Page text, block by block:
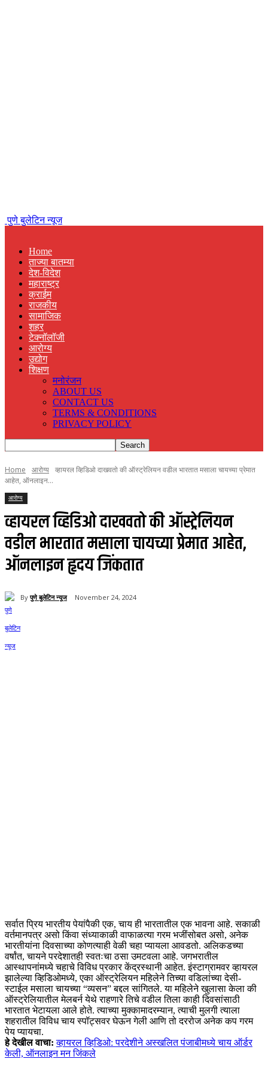
पुणे बुलेटिन न्यूज
Home
ताज्या बातम्या
देश-विदेश
महाराष्ट्र
क्राईम
राजकीय
सामाजिक
शहर
टेक्नॉलॉजी
आरोग्य
उद्योग
शिक्षण
मनोरंजन
ABOUT US
CONTACT US
TERMS & CONDITIONS
PRIVACY POLICY
Home आरोग्य व्हायरल व्हिडिओ दाखवतो की ऑस्ट्रेलियन वडील भारतात मसाला चायच्या प्रेमात
आहेत, ऑनलाइन...
आरोग्य
व्हायरल व्हिडिओ दाखवतो की ऑस्ट्रेलियन
वडील भारतात मसाला चायच्या प्रेमात आहेत,
ऑनलाइन हृदय जिंकतात
By पुणे बुलेटिन न्यूज November 24, 2024
सर्वात प्रिय भारतीय पेयांपैकी एक, चाय ही भारतातील एक भावना आहे. सकाळी
वर्तमानपत्र असो किंवा संध्याकाळी वाफाळत्या गरम भजींसोबत असो, अनेक
भारतीयांना दिवसाच्या कोणत्याही वेळी चहा प्यायला आवडतो. अलिकडच्या
वर्षांत, चायने परदेशातही स्वतःचा ठसा उमटवला आहे. जगभरातील
आस्थापनांमध्ये चहाचे विविध प्रकार केंद्रस्थानी आहेत. इंस्टाग्रामवर व्हायरल
झालेल्या व्हिडिओमध्ये, एका ऑस्ट्रेलियन महिलेने तिच्या वडिलांच्या देसी-
स्टाईल मसाला चायच्या “व्यसन” बद्दल सांगितले. या महिलेने खुलासा केला की
ऑस्ट्रेलियातील मेलबर्न येथे राहणारे तिचे वडील तिला काही दिवसांसाठी
भारतात भेटायला आले होते. त्याच्या मुक्कामादरम्यान, त्याची मुलगी त्याला
शहरातील विविध चाय स्पॉट्सवर घेऊन गेली आणि तो दररोज अनेक कप गरम
पेय प्यायचा.
हे देखील वाचा:व्हायरल व्हिडिओ: परदेशीने अस्खलित पंजाबीमध्ये चाय ऑर्डर
केली, ऑनलाइन मन जिंकले